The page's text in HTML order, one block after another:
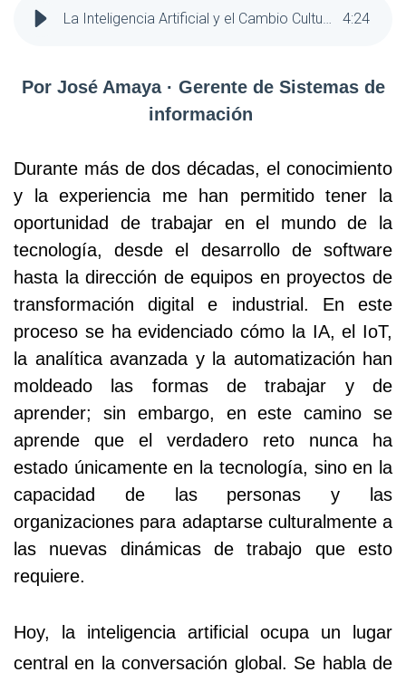
La Inteligencia Artificial y el Cambio Cultural 4:24
Por José Amaya · Gerente de Sistemas de
información
Durante más de dos décadas, el conocimiento
y la experiencia me han permitido tener la
oportunidad de trabajar en el mundo de la
tecnología, desde el desarrollo de software
hasta la dirección de equipos en proyectos de
transformación digital e industrial. En este
proceso se ha evidenciado cómo la IA, el IoT,
la analítica avanzada y la automatización han
moldeado las formas de trabajar y de
aprender; sin embargo, en este camino se
aprende que el verdadero reto nunca ha
estado únicamente en la tecnología, sino en la
capacidad de las personas y las
organizaciones para adaptarse culturalmente a
las nuevas dinámicas de trabajo que esto
requiere.
Hoy, la inteligencia artificial ocupa un lugar
central en la conversación global. Se habla de